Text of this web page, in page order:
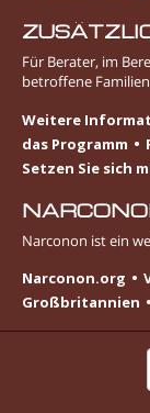
Für Berater, im
betroffene
Weitere
das Programm
Setzen Sie sich
Narconon ist ein
Narconon.org
Großbritannien